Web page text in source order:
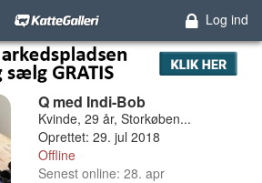
Log ind
Q med Indi-Bob
Kvinde, 29 år, Storkøben...
Oprettet: 29. jul 2018
Offline
Senest online: 28. apr